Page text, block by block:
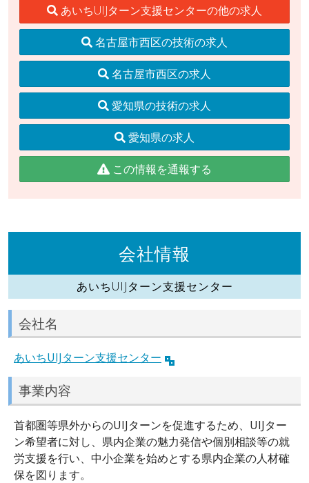
あいちUIJターン支援センターの他の求人
名古屋市西区の技術の求人
名古屋市西区の求人
愛知県の技術の求人
愛知県の求人
この情報を通報する
会社情報
あいちUIJターン支援センター
会社名
あいちUIJターン支援センター
事業内容
首都圏等県外からのUIJターンを促進するため、UIJター
ン希望者に対し、県内企業の魅力発信や個別相談等の就
労支援を行い、中小企業を始めとする県内企業の人材確
保を図ります。